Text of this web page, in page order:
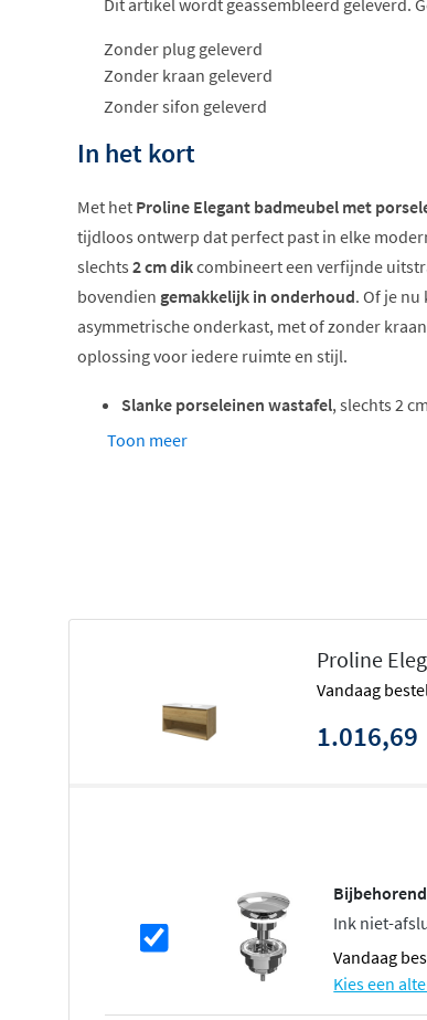
Zonder plug geleverd
Zonder kraan geleverd
Zonder sifon geleverd
In het kort
Met het Proline Elegant badmeubel met
tijdloos ontwerp dat perfect past in elke
slechts 2 cm dikcombineert een verfijnde
bovendien gemakkelijk in onderhoud. Of je
asymmetrische onderkast, met of zonder
oplossing voor iedere ruimte en stijl.
Slanke porseleinen wastafel, slechts 2
Verkrijgbaar in meerdere breedtes
De Proline Elegant lijn kenmerkt zich door
afwerkingen. Of je nu kiest voor glans wit, mat
meubel straalt kwaliteit en stijl uit. De dunne
zonder in te boeten op
voorzien van soft-close. Dankzij de
je de indeling volledig afstemmen op jouw
opbergruimte, terwijl de open schap-variant
Gemakkelijk in onderhoud
Toon meer
Proline
vandaag
1.016,69
Ink niet-
vandaag
Kies een